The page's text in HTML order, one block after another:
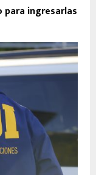
para ingresarlas